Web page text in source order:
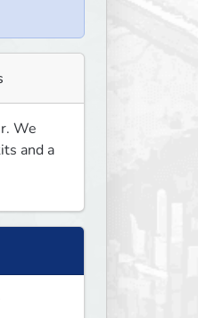
We
and a